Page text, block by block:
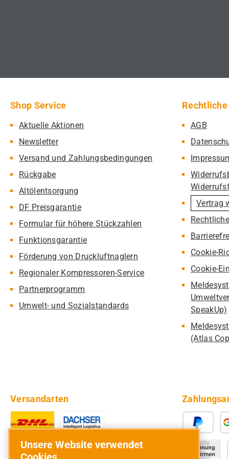
Shop Service
Aktuelle Aktionen
Newsletter
Versand und Zahlungsbedingungen
Rückgabe
Altölentsorgung
DF Preisgarantie
Formular für höhere Stückzahlen
Funktionsgarantie
Förderung von Druckluftnaglern
Regionaler Kompressoren-Service
Partnerprogramm
Umwelt- und Sozialstandards
AGB
Vertrag
Cookie-
Cookie-
SpeakUp)
(Atlas
Versandarten
Unsere Website verwendet